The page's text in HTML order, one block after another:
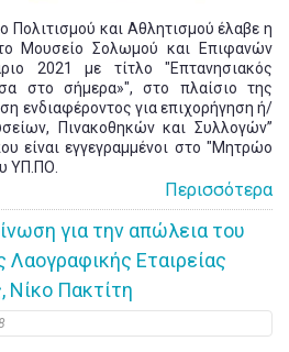
Πολιτισμού και Αθλητισμού έλαβε η
Μουσείο Σολωμού και Επιφανών
2021 με τίτλο "Επτανησιακός
στο σήμερα»", στο πλαίσιο της
ενδιαφέροντος για επιχορήγηση ή/
Πινακοθηκών και Συλλογών”
είναι εγγεγραμμένοι στο "Μητρώο
ΥΠ.ΠΟ.
Περισσότερα
για την απώλεια του
Λαογραφικής Εταιρείας
Νίκο Πακτίτη